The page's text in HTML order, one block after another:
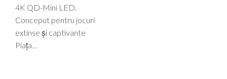
4K QD-Mini LED.
Conceput pentru jocuri
extinse și captivante
Piața…